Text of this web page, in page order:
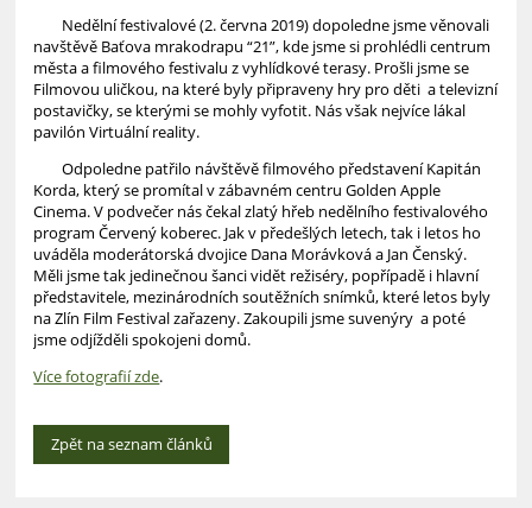
Nedělní festivalové (2. června 2019) dopoledne jsme věnovali
navštěvě Baťova mrakodrapu “21”, kde jsme si prohlédli centrum
města a filmového festivalu z vyhlídkové terasy. Prošli jsme se
Filmovou uličkou, na které byly připraveny hry pro děti a televizní
postavičky, se kterými se mohly vyfotit. Nás však nejvíce lákal
pavilón Virtuální reality.
Odpoledne patřilo návštěvě filmového představení Kapitán
Korda, který se promítal v zábavném centru Golden Apple
Cinema. V podvečer nás čekal zlatý hřeb nedělního festivalového
program Červený koberec. Jak v předešlých letech, tak i letos ho
uváděla moderátorská dvojice Dana Morávková a Jan Čenský.
Měli jsme tak jedinečnou šanci vidět režiséry, popřípadě i hlavní
představitele, mezinárodních soutěžních snímků, které letos byly
na Zlín Film Festival zařazeny. Zakoupili jsme suvenýry a poté
jsme odjížděli spokojeni domů.
Více fotografií zde.
Zpět na seznam článků